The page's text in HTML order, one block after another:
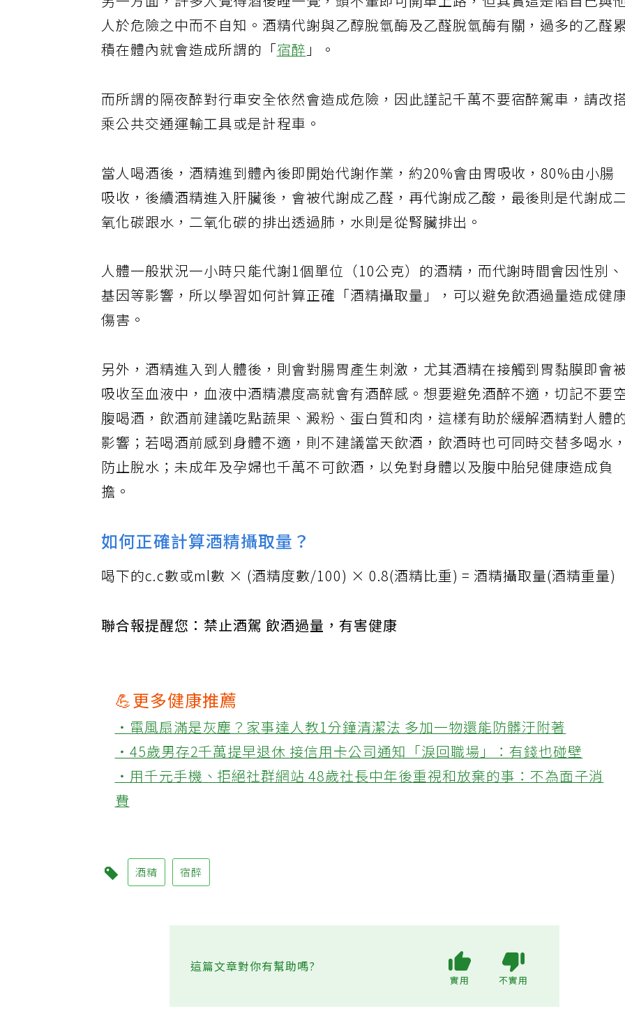
另一方面，許多人覺得酒後睡一覺，頭不暈即可開車上路，但其實這是陷自己與
人於危險之中而不自知。酒精代謝與乙醇脫氫酶及乙醛脫氫酶有關，過多的乙醛累
積在體內就會造成所謂的「宿醉」。
而所謂的隔夜醉對行車安全依然會造成危險，因此謹記千萬不要宿醉駕車，請改
乘公共交通運輸工具或是計程車。
當人喝酒後，酒精進到體內後即開始代謝作業，約20%會由胃吸收，80%由小腸
吸收，後續酒精進入肝臟後，會被代謝成乙醛，再代謝成乙酸，最後則是代謝成
氧化碳跟水，二氧化碳的排出透過肺，水則是從腎臟排出。
人體一般狀況一小時只能代謝1個單位（10公克）的酒精，而代謝時間會因性別、
基因等影響，所以學習如何計算正確「酒精攝取量」，可以避免飲酒過量造成健
傷害。
另外，酒精進入到人體後，則會對腸胃產生刺激，尤其酒精在接觸到胃黏膜即會
吸收至血液中，血液中酒精濃度高就會有酒醉感。想要避免酒醉不適，切記不要
腹喝酒，飲酒前建議吃點蔬果、澱粉、蛋白質和肉，這樣有助於緩解酒精對人體的
影響；若喝酒前感到身體不適，則不建議當天飲酒，飲酒時也可同時交替多喝水，
防止脫水；未成年及孕婦也千萬不可飲酒，以免對身體以及腹中胎兒健康造成負
擔。
如何正確計算酒精攝取量？
喝下的c.c數或ml數 × (酒精度數/100) × 0.8(酒精比重) = 酒精攝取量(酒精重量)
聯合報提醒您：禁止酒駕 飲酒過量，有害健康
💪更多健康推薦
‧電風扇滿是灰塵？家事達人教1分鐘清潔法 多加一物還能防髒汙附著
‧45歲男存2千萬提早退休 接信用卡公司通知「淚回職場」：有錢也碰壁
‧用千元手機、拒絕社群網站 48歲社長中年後重視和放棄的事：不為面子消
費
酒精 宿醉